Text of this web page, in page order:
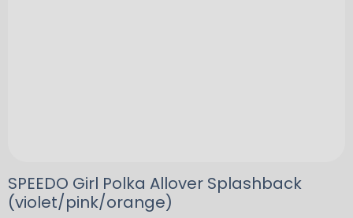
SPEEDO Girl Polka Allover Splashback
(violet/pink/orange)